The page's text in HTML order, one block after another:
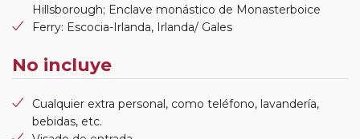
Hillsborough; Enclave monástico de Monasterboice
Ferry: Escocia-Irlanda, Irlanda/ Gales
No incluye
Cualquier extra personal, como teléfono, lavandería,
bebidas, etc.